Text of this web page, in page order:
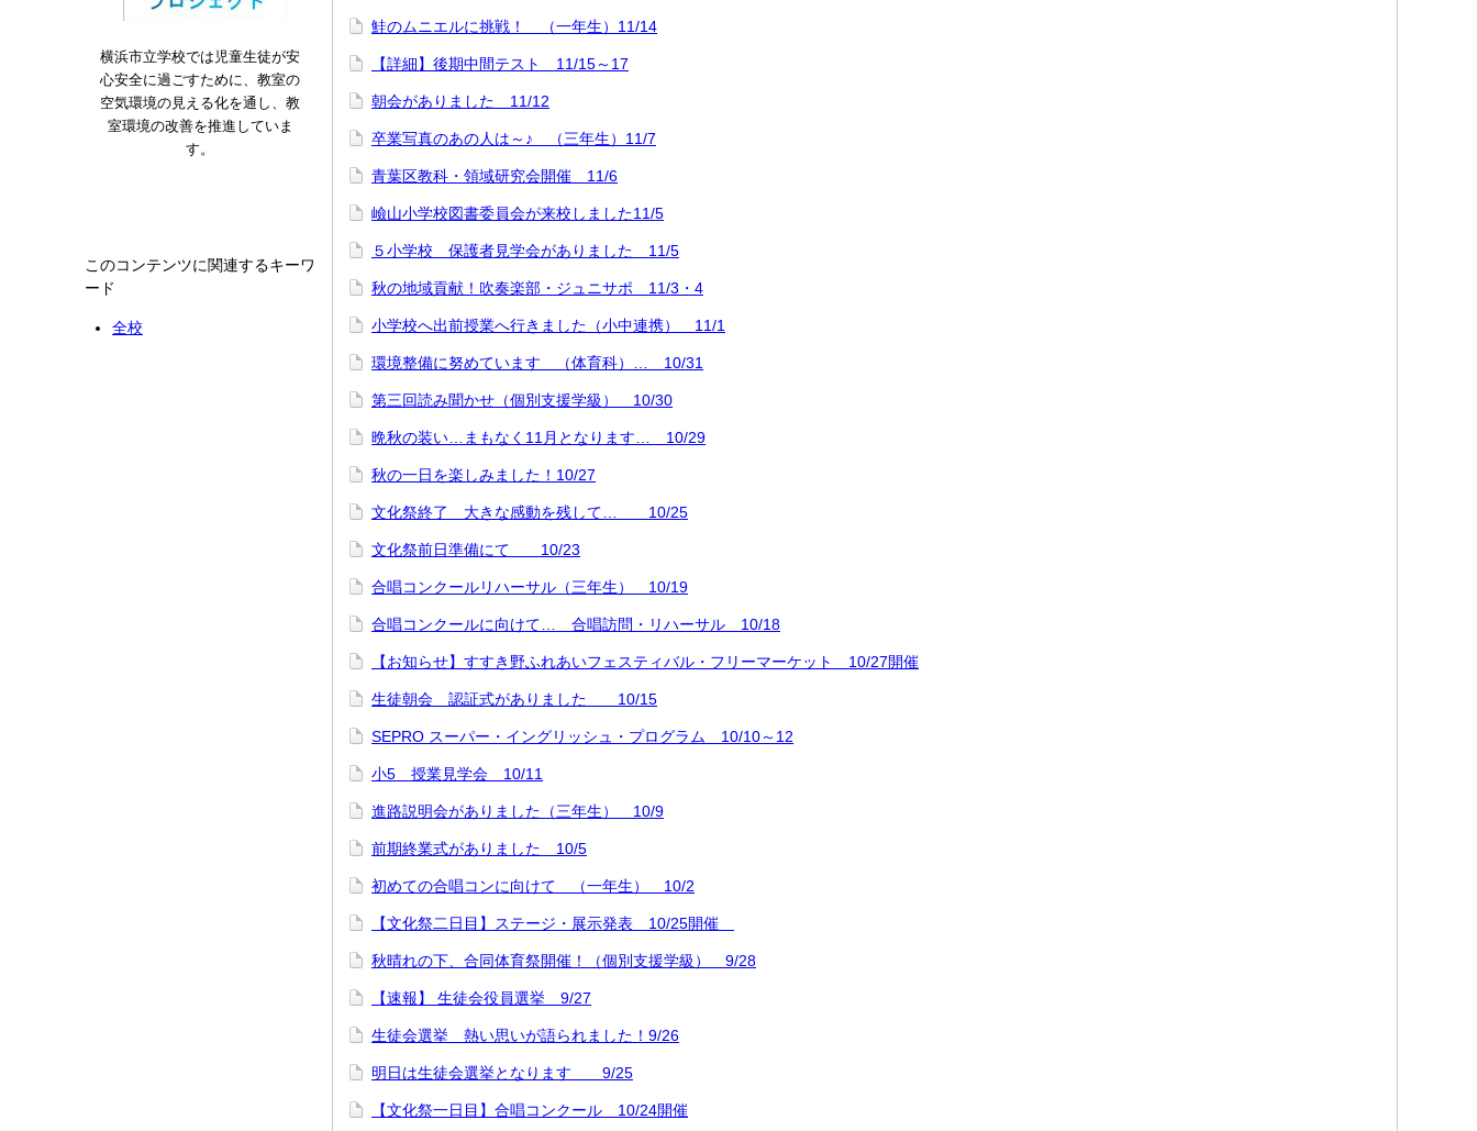
横浜市立学校では児童生徒が安
心安全に過ごすために、教室の
空気環境の見える化を通し、教
室環境の改善を推進していま
す。
このコンテンツに関連するキーワ
ード
全校
鮭のムニエルに挑戦！ （一年生）11/14
【詳細】後期中間テスト 11/15～17
朝会がありました 11/12
卒業写真のあの人は～♪ （三年生）11/7
青葉区教科・領域研究会開催 11/6
嶮山小学校図書委員会が来校しました11/5
５小学校 保護者見学会がありました 11/5
秋の地域貢献！吹奏楽部・ジュニサポ 11/3・4
小学校へ出前授業へ行きました（小中連携） 11/1
環境整備に努めています （体育科）… 10/31
第三回読み聞かせ（個別支援学級） 10/30
晩秋の装い…まもなく11月となります… 10/29
秋の一日を楽しみました！10/27
文化祭終了 大きな感動を残して… 10/25
文化祭前日準備にて 10/23
合唱コンクールリハーサル（三年生） 10/19
合唱コンクールに向けて… 合唱訪問・リハーサル 10/18
【お知らせ】すすき野ふれあいフェスティバル・フリーマーケット 10/27開催
生徒朝会 認証式がありました 10/15
SEPRO スーパー・イングリッシュ・プログラム 10/10～12
小5 授業見学会 10/11
進路説明会がありました（三年生） 10/9
前期終業式がありました 10/5
初めての合唱コンに向けて （一年生） 10/2
【文化祭二日目】ステージ・展示発表 10/25開催
秋晴れの下、合同体育祭開催！（個別支援学級） 9/28
【速報】 生徒会役員選挙 9/27
生徒会選挙 熱い思いが語られました！9/26
明日は生徒会選挙となります 9/25
【文化祭一日目】合唱コンクール 10/24開催